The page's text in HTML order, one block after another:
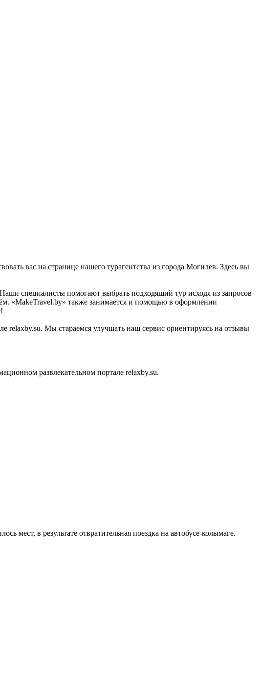
вас на странице нашего турагентства из города Могилев. Здесь вы
специалисты помогают выбрать подходящий тур исходя из запросов
«MakeTravel.by» также занимается и помощью в оформлении
Мы стараемся улучшать наш сервис ориентируясь на отзывы
развлекательном портале relaxby.su.
мест, в результате отвратительная поездка на автобусе-колымаге.